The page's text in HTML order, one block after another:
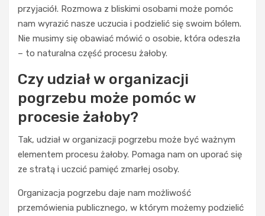
przyjaciół. Rozmowa z bliskimi osobami może pomóc
nam wyrazić nasze uczucia i podzielić się swoim bólem.
Nie musimy się obawiać mówić o osobie, która odeszła
– to naturalna część procesu żałoby.
Czy udział w organizacji
pogrzebu może pomóc w
procesie żałoby?
Tak, udział w organizacji pogrzebu może być ważnym
elementem procesu żałoby. Pomaga nam on uporać się
ze stratą i uczcić pamięć zmarłej osoby.
Organizacja pogrzebu daje nam możliwość
przemówienia publicznego, w którym możemy podzielić